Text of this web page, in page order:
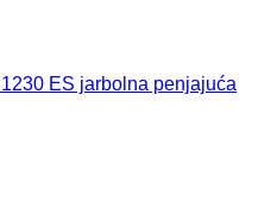
ES jarbolna penjajuća